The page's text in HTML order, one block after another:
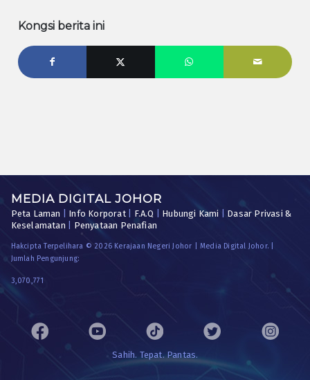
Kongsi berita ini
MEDIA DIGITAL JOHOR
Peta Laman Info Korporat| F.A.Q Hubungi Kami
Dasar Privasi &
Keselamatan
Penyataan Penafian
Hakcipta Terpelihara © 2026 Kerajaan Negeri Johor | Media Digital Johor. |
Jumlah Pengunjung:
3,070,771
Sahih. Tepat. Pantas.